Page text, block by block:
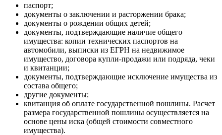
паспорт;
документы о заключении и расторжении брака;
документы о рождении общих детей;
документы, подтверждающие наличие общего
имущества: копии технических паспортов на
автомобили, выписки из ЕГРН на недвижимое
имущество, договора купли-продажи или подряда, чеки
и квитанции;
документы, подтверждающие исключение имущества из
состава общего;
другие документы;
квитанция об оплате государственной пошлины. Расчет
размера государственной пошлины осуществляется на
основе цены иска (общей стоимости совместного
имущества).